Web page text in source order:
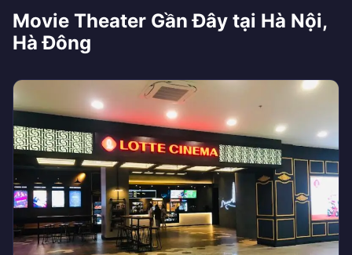
Movie Theater Gần Đây tại Hà Nội,
Hà Đông